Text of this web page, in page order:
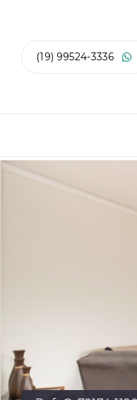
(19) 99524-3336